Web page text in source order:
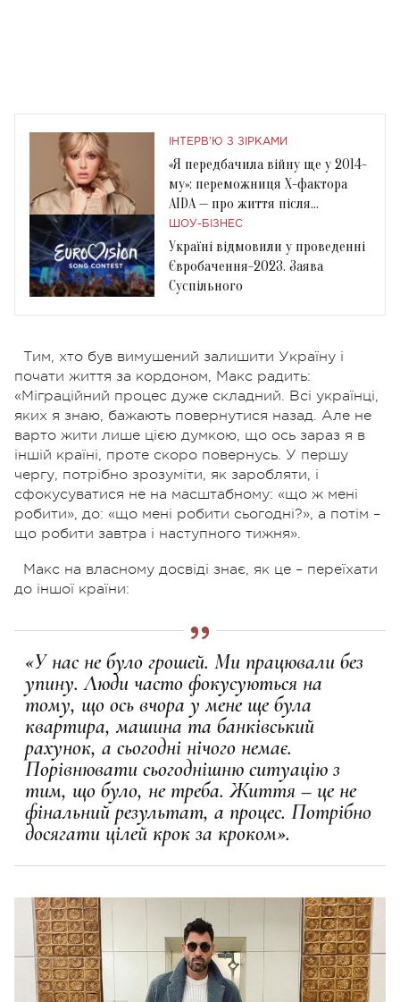
ІНТЕРВ'Ю З ЗІРКАМИ
«Я передбачила війну ще у 2014-
му»: переможниця Х-фактора
AIDA — про життя після
вторгнення росіян
ШОУ-БІЗНЕС
Україні відмовили у проведенні
Євробачення-2023. Заява
Суспільного
Тим, хто був вимушений залишити Україну і
почати життя за кордоном, Макс радить:
«Міграційний процес дуже складний. Всі українці,
яких я знаю, бажають повернутися назад. Але не
варто жити лише цією думкою, що ось зараз я в
іншій країні, проте скоро повернусь. У першу
чергу, потрібно зрозуміти, як заробляти, і
сфокусуватися не на масштабному: «що ж мені
робити», до: «що мені робити сьогодні?», а потім –
що робити завтра і наступного тижня».
Макс на власному досвіді знає, як це – переїхати
до іншої країни:
«У нас не було грошей. Ми працювали без
упину. Люди часто фокусуються на
тому, що ось вчора у мене ще була
квартира, машина та банківський
рахунок, а сьогодні нічого немає.
Порівнювати сьогоднішню ситуацію з
тим, що було, не треба. Життя – це не
фінальний результат, а процес. Потрібно
досягати цілей крок за кроком».